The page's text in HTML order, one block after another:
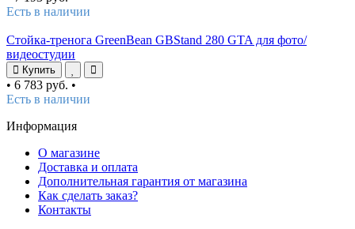
Есть в наличии
Стойка-тренога GreenBean GBStand 280 GTA для фото/
видеостудии
Купить
• 6 783 руб. •
Есть в наличии
Информация
О магазине
Доставка и оплата
Дополнительная гарантия от магазина
Как сделать заказ?
Контакты